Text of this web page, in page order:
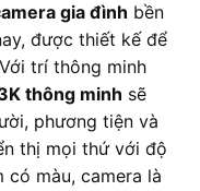
gia đình bền
được thiết kế để
trí thông minh
thông minh sẽ
phương tiện và
thị mọi thứ với độ
có màu, camera là